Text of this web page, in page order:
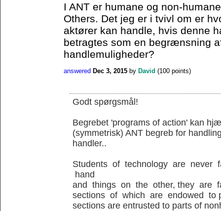
I ANT er humane og non-
Others. Det jeg er i tvivl om er
aktører kan handle, hvis denne
betragtes som en begrænsning
handlemuligheder?
answered Dec 3, 2015 by David (100 points)
Godt spørgsmål!
Begrebet 'programs of action' kan
(symmetrisk) ANT begreb for
handler..
Students of technology are never
hand
and things on the other, they are
sections of which are endowed to
sections are entrusted to parts of